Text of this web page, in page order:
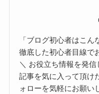
「ブログ初心者はこ
徹底した初心者目線で
＼ お役立ち情報を発信
記事を気に入って頂け
ォローを気軽にお願い